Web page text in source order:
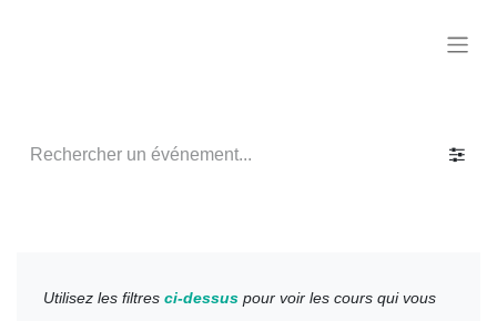
Utilisez les filtres ci-dessus pour voir les cours qui vous